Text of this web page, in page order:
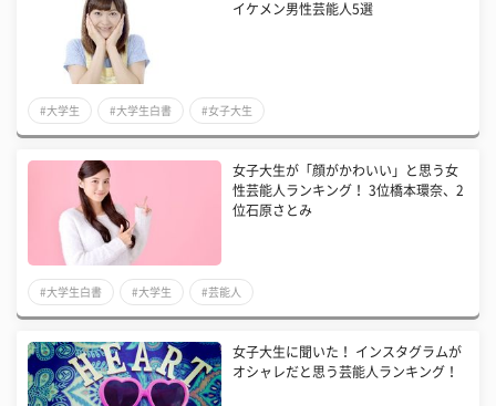
イケメン男性芸能人5選
#大学生 #大学生白書 #女子大生
女子大生が「顔がかわいい」と思う女
性芸能人ランキング！ 3位橋本環奈、2
位石原さとみ
#大学生白書 #大学生 #芸能人
女子大生に聞いた！ インスタグラムが
オシャレだと思う芸能人ランキング！